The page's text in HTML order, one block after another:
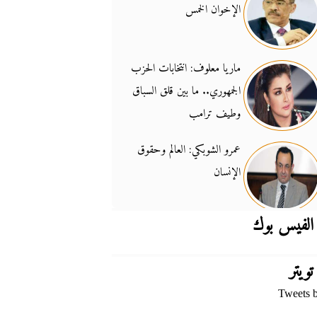
الإخوان الخمس
ماريا معلوف: انتخابات الحزب
الجمهوري.. ما بين قلق السباق
وطيف ترامب
عمرو الشوبكي: العالم وحقوق
الإنسان
الفيس بوك
تويتر
Tweets